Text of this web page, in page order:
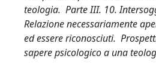
teologia. Parte III. 10.
Relazione necessariamente
ed essere riconosciuti.
sapere psicologico a una